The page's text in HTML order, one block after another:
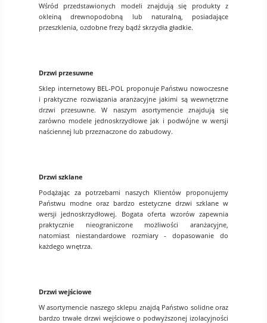
Wśród przedstawionych modeli znajdują się produkty z
okleiną drewnopodobną lub naturalną, posiadające
przeszklenia, ozdobne frezy bądź skrzydła gładkie.
Drzwi przesuwne
Sklep internetowy BEL-POL proponuje Państwu nowoczesne
i praktyczne rozwiązania aranżacyjne jakimi są wewnętrzne
drzwi przesuwne. W naszym asortymencie znajdują się
zarówno modele jednoskrzydłowe jak i podwójne w wersji
naściennej lub przeznaczone do zabudowy.
Drzwi szklane
Podążając za potrzebami naszych Klientów proponujemy
Państwu modne oraz bardzo estetyczne drzwi szklane w
wersji jednoskrzydłowej. Bogata oferta wzorów zapewnia
praktycznie nieograniczone możliwości aranżacyjne,
natomiast niestandardowe rozmiary - dopasowanie do
każdego wnętrza.
Drzwi wejściowe
W asortymencie naszego sklepu znajdą Państwo solidne oraz
bardzo trwałe drzwi wejściowe o podwyższonej izolacyjności